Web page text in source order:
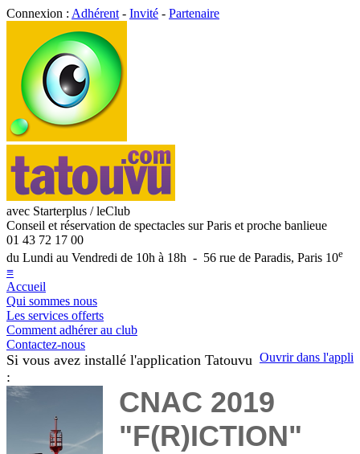
Connexion : Adhérent - Invité - Partenaire
avec Starterplus / leClub
Conseil et réservation de spectacles sur Paris et proche banlieue
01 43 72 17 00
du Lundi au Vendredi de 10h à 18h - 56 rue de Paradis, Paris 10e
≡
Accueil
Qui sommes nous
Les services offerts
Comment adhérer au club
Contactez-nous
Ouvrir dans l'appli
Si vous avez installé l'application Tatouvu
:
CNAC 2019
"F(R)ICTION"